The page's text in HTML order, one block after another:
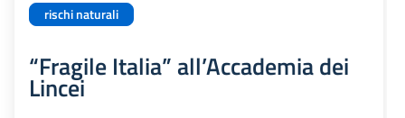
rischi naturali
“Fragile Italia” all’Accademia dei
Lincei